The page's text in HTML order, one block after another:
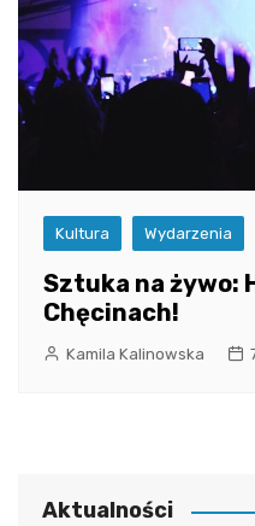
Kultura Wydarzenia
Sztuka na żywo:
Chęcinach!
Kamila Kalinowska
Aktualności